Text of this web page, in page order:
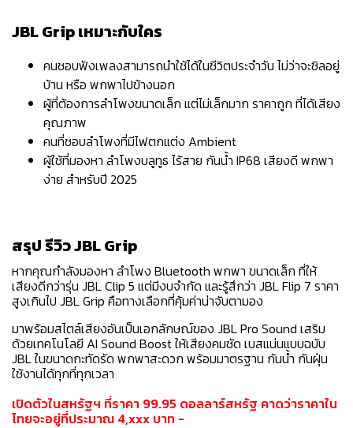
JBL Grip เหมาะกับใคร
คนชอบฟังเพลงสามารถนำใช้ได้ในชีวิตประจำวัน ไม่ว่าจะชิลอยู่
บ้าน หรือ พกพาไปข้างนอก
ผู้ที่ต้องการลำโพงขนาดเล็ก แต่ไม่เล็กมาก ราคาถูก ที่ได้เสียง
คุณภาพ
คนที่ชอบลำโพงที่มีไฟตกแต่ง Ambient
ผู้ใช้ที่มองหา ลำโพงบลูทูธ ไร้สาย กันน้ำ IP68 เสียงดี พกพา
ง่าย สำหรับปี 2025
สรุป รีวิว JBL Grip
หากคุณกำลังมองหา ลำโพง Bluetooth พกพา ขนาดเล็ก ที่ให้
เสียงดีกว่ารุ่น JBL Clip 5 แต่มีงบจำกัด และรู้สึกว่า JBL Flip 7 ราคา
สูงเกินไป JBL Grip คือทางเลือกที่คุ้มค่าน่าจับตามอง
มาพร้อมสไตล์เสียงอันเป็นเอกลักษณ์ของ JBL Pro Sound เสริม
ด้วยเทคโนโลยี AI Sound Boost ให้เสียงคมชัด เบสแน่นแบบฉบับ
JBL ในขนาดกะทัดรัด พกพาสะดวก พร้อมมาตรฐาน กันน้ำ กันฝุ่น
ใช้งานได้ทุกที่ทุกเวลา
เปิดตัวในสหรัฐฯ ที่ราคา 99.95 ดอลลาร์สหรัฐ คาดว่าราคาใน
ไทยจะอยู่ที่ประมาณ 4,xxx บาท -